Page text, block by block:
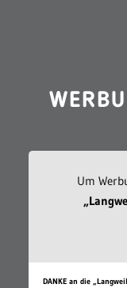
Um
DANKE an die